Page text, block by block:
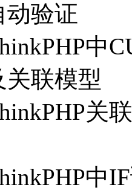
动验证
中
联模型
关
中